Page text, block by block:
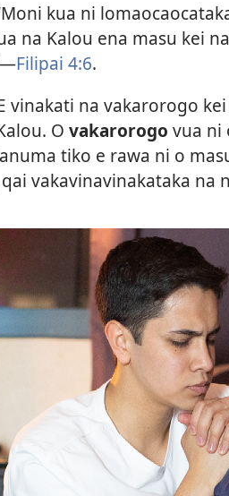
kua ni
na Kalou ena masu kei
Filipai 4:6.
vinakati na vakarorogo
O vakarorogo vua ni
tiko e rawa ni o
vakavinavinakataka na